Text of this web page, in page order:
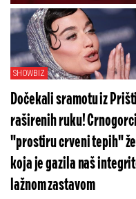
Pogledajte
SHOWBIZ
Dočekali sramotu iz
raširenih ruku! Crnogorci
"prostiru crveni tepih"
koja je gazila naš
lažnom zastavom